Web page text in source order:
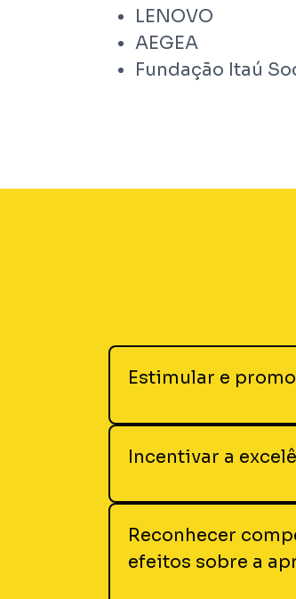
LENOVO
AEGEA
Fundação Itaú
Estimular e
Incentivar a
Reconhecer
efeitos sobre a